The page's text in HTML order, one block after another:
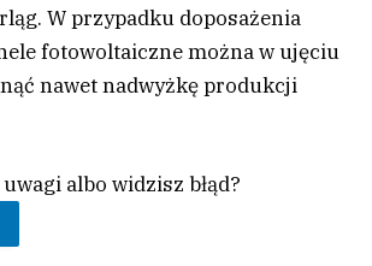
W przypadku doposażenia
fotowoltaiczne można w ujęciu
nawet nadwyżkę produkcji
albo widzisz błąd?